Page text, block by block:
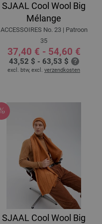
SJAAL Cool Wool Big
Mélange
ACCESSOIRES No. 23 | Patroon
35
37,40 € - 54,60 €
43,52 $ - 63,53 $
excl. btw, excl. verzendkosten
SJAAL Cool Wool Big